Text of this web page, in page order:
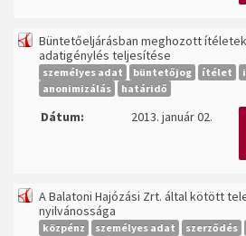
Büntetőeljárásban meghozott
adatigénylés teljesítése
személyes adat büntetőjog ítélet
anonimizálás
határidő
Dátum:
2013. január 02.
A Balatoni Hajózási Zrt. által kötött
nyilvánossága
közpénz személyes adat szerződés